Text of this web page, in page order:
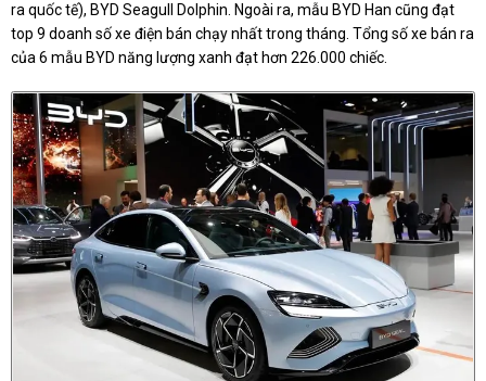
ra quốc tế), BYD Seagull Dolphin. Ngoài ra, mẫu BYD Han cũng đạt
top 9 doanh số xe điện bán chạy nhất trong tháng. Tổng số xe bán ra
của 6 mẫu BYD năng lượng xanh đạt hơn 226.000 chiếc.